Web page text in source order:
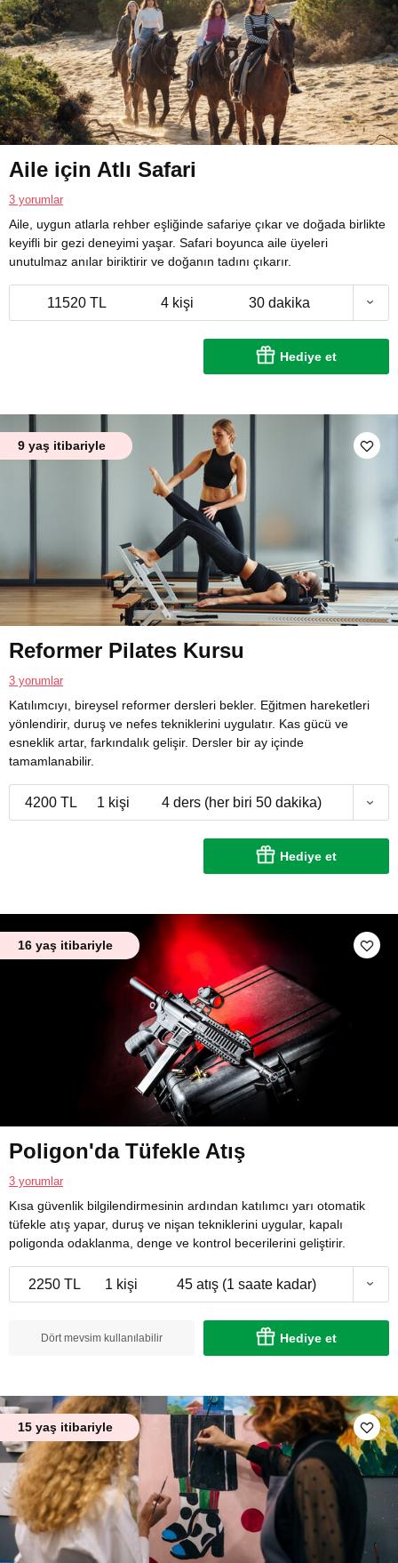
Aile için Atlı Safari
3 yorumlar
Aile, uygun atlarla rehber eşliğinde safariye çıkar ve doğada birlikte
keyifli bir gezi deneyimi yaşar. Safari boyunca aile üyeleri
unutulmaz anılar biriktirir ve doğanın tadını çıkarır.
11520 TL 4 kişi 30 dakika
Hediye et
9 yaş itibariyle
Reformer Pilates Kursu
3 yorumlar
Katılımcıyı, bireysel reformer dersleri bekler. Eğitmen hareketleri
yönlendirir, duruş ve nefes tekniklerini uygulatır. Kas gücü ve
esneklik artar, farkındalık gelişir. Dersler bir ay içinde
tamamlanabilir.
4200 TL 1 kişi 4 ders (her biri 50 dakika)
Hediye et
16 yaş itibariyle
Poligon'da Tüfekle Atış
3 yorumlar
Kısa güvenlik bilgilendirmesinin ardından katılımcı yarı otomatik
tüfekle atış yapar, duruş ve nişan tekniklerini uygular, kapalı
poligonda odaklanma, denge ve kontrol becerilerini geliştirir.
2250 TL 1 kişi 45 atış (1 saate kadar)
Dört mevsim kullanılabilir Hediye et
15 yaş itibariyle